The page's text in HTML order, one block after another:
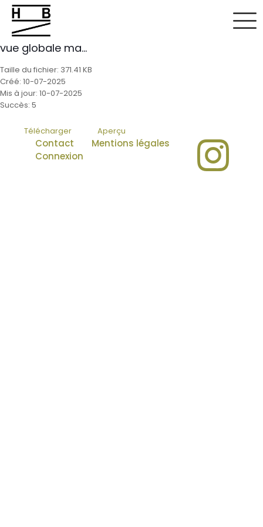
vue globale ma...
Taille du fichier: 371.41 KB
Créé: 10-07-2025
Mis à jour: 10-07-2025
Succès: 5
Télécharger Aperçu
Contact
Mentions légales
Connexion